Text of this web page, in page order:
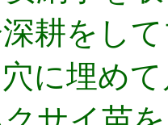
耕をし
に埋め